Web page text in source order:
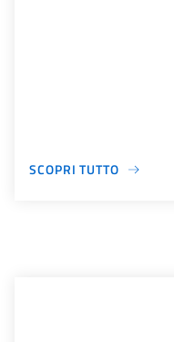
SCOPRI TUTTO